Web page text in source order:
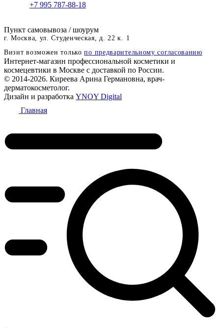
+7 995 787-88-18
Пункт самовывоза / шоурум
г. Москва, ул. Студенческая, д. 22 к. 1
Визит возможен толькопо предварительному согласованию
Интернет-магазин профессиональной косметики и
космецевтики в Москве с доставкой по России.
© 2014-2026. Киреева Арина Германовна, врач-
дерматокосметолог.
Дизайн и разработка YNOY Digital
Главная